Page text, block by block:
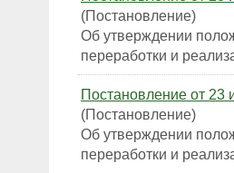
(Постановление)
Об утверждении
переработки и
Постановление от
(Постановление)
Об утверждении
переработки и